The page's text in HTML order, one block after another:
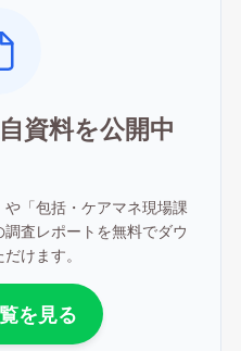
資料を公開中
や「包括・ケアマネ現場課
査レポートを無料でダウ
けます。
を見る